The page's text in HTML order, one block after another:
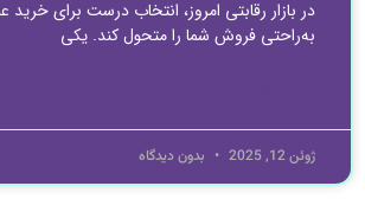
در بازار رقابتی امروز، انتخاب درست برای خرید
به‌راحتی فروش شما را متحول کند. یکی
ژوئن 12, 2025 بدون دیدگاه